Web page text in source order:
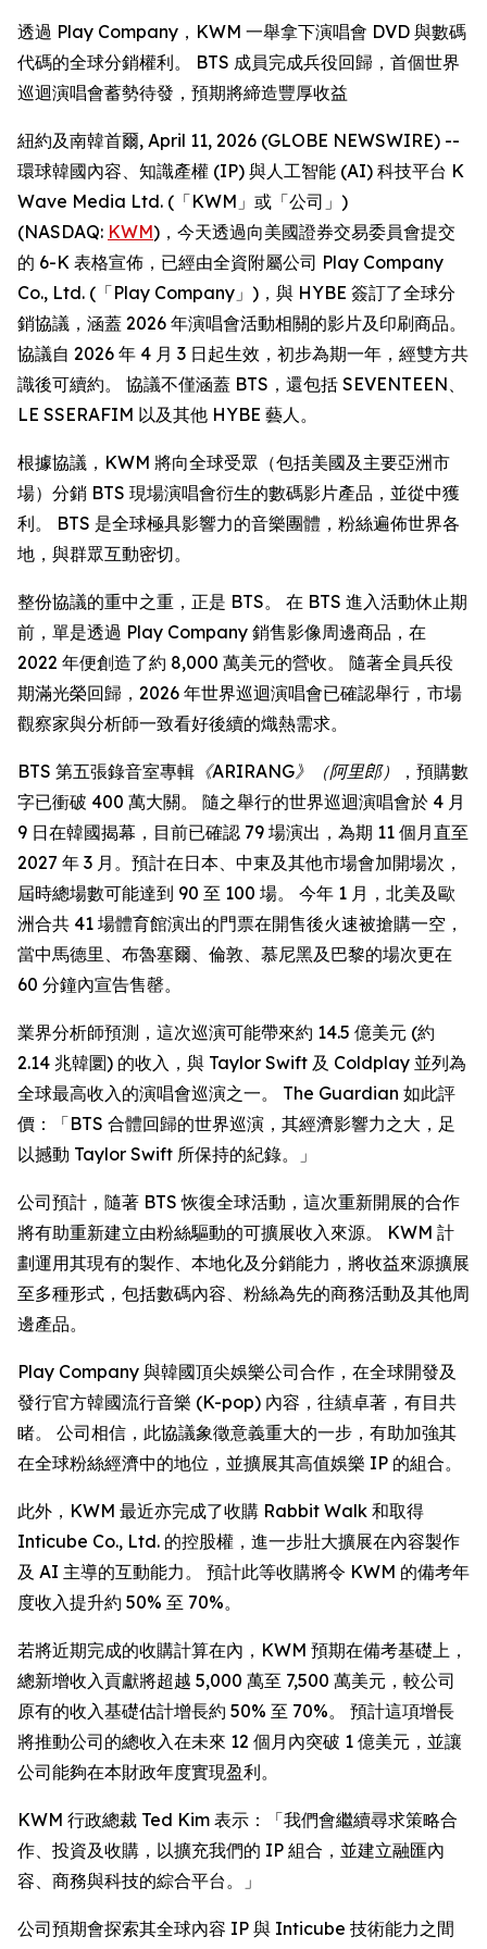
透過 Play Company，KWM 一舉拿下演唱會 DVD 與數碼
代碼的全球分銷權利。 BTS 成員完成兵役回歸，首個世界
巡迴演唱會蓄勢待發，預期將締造豐厚收益
紐約及南韓首爾, April 11, 2026 (GLOBE NEWSWIRE) --
環球韓國內容、知識產權 (IP) 與人工智能 (AI) 科技平台 K
Wave Media Ltd. (「KWM」或「公司」)
(NASDAQ: KWM)，今天透過向美國證券交易委員會提交
的 6-K 表格宣佈，已經由全資附屬公司 Play Company
Co., Ltd. (「Play Company」)，與 HYBE 簽訂了全球分
銷協議，涵蓋 2026 年演唱會活動相關的影片及印刷商品。
協議自 2026 年 4 月 3 日起生效，初步為期一年，經雙方共
識後可續約。 協議不僅涵蓋 BTS，還包括 SEVENTEEN、
LE SSERAFIM 以及其他 HYBE 藝人。
根據協議，KWM 將向全球受眾（包括美國及主要亞洲市
場）分銷 BTS 現場演唱會衍生的數碼影片產品，並從中獲
利。 BTS 是全球極具影響力的音樂團體，粉絲遍佈世界各
地，與群眾互動密切。
整份協議的重中之重，正是 BTS。 在 BTS 進入活動休止期
前，單是透過 Play Company 銷售影像周邊商品，在
2022 年便創造了約 8,000 萬美元的營收。 隨著全員兵役
期滿光榮回歸，2026 年世界巡迴演唱會已確認舉行，市場
觀察家與分析師一致看好後續的熾熱需求。
BTS 第五張錄音室專輯 《ARIRANG》（阿里郎）
，預購數
字已衝破 400 萬大關。 隨之舉行的世界巡迴演唱會於 4 月
9 日在韓國揭幕，目前已確認 79 場演出，為期 11 個月直至
2027 年 3 月。預計在日本、中東及其他市場會加開場次，
屆時總場數可能達到 90 至 100 場。 今年 1 月，北美及歐
洲合共 41 場體育館演出的門票在開售後火速被搶購一空，
當中馬德里、布魯塞爾、倫敦、慕尼黑及巴黎的場次更在
60 分鐘內宣告售罄。
業界分析師預測，這次巡演可能帶來約 14.5 億美元 (約
2.14 兆韓圜) 的收入，與 Taylor Swift 及 Coldplay 並列為
全球最高收入的演唱會巡演之一。 The Guardian 如此評
價：「BTS 合體回歸的世界巡演，其經濟影響力之大，足
以撼動 Taylor Swift 所保持的紀錄。」
公司預計，隨著 BTS 恢復全球活動，這次重新開展的合作
將有助重新建立由粉絲驅動的可擴展收入來源。 KWM 計
劃運用其現有的製作、本地化及分銷能力，將收益來源擴展
至多種形式，包括數碼內容、粉絲為先的商務活動及其他周
邊產品。
Play Company 與韓國頂尖娛樂公司合作，在全球開發及
發行官方韓國流行音樂 (K-pop) 內容，往績卓著，有目共
睹。 公司相信，此協議象徵意義重大的一步，有助加強其
在全球粉絲經濟中的地位，並擴展其高值娛樂 IP 的組合。
此外，KWM 最近亦完成了收購 Rabbit Walk 和取得
Inticube Co., Ltd. 的控股權，進一步壯大擴展在內容製作
及 AI 主導的互動能力。 預計此等收購將令 KWM 的備考年
度收入提升約 50% 至 70%。
若將近期完成的收購計算在內，KWM 預期在備考基礎上，
總新增收入貢獻將超越 5,000 萬至 7,500 萬美元，較公司
原有的收入基礎估計增長約 50% 至 70%。 預計這項增長
將推動公司的總收入在未來 12 個月內突破 1 億美元，並讓
公司能夠在本財政年度實現盈利。
KWM 行政總裁 Ted Kim 表示：「我們會繼續尋求策略合
作、投資及收購，以擴充我們的 IP 組合，並建立融匯內
容、商務與科技的綜合平台。」
公司預期會探索其全球內容 IP 與 Inticube 技術能力之間